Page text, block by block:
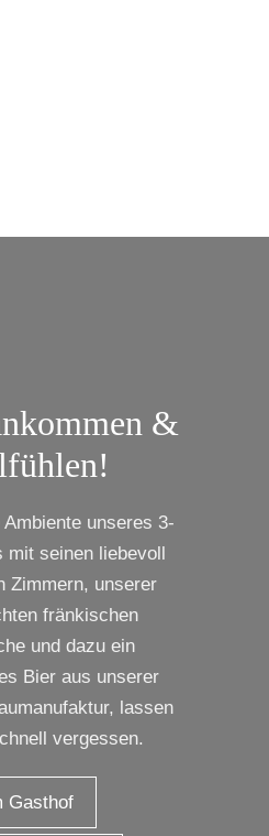
&
unseres 3-
mit seinen liebevoll
Zimmern, unserer
fränkischen
und dazu ein
Bier aus unserer
lassen
vergessen.
Gasthof